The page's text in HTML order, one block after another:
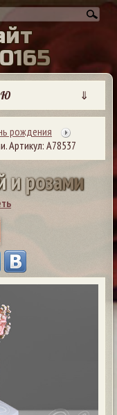
йт
0165
⇓
рождения
Артикул: А78537
ирозами